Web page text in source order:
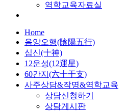
역학교육자료실
Home
음양오행(陰陽五行)
십신(十神)
12운성(12運星)
60간지(六十干支)
사주상담&작명&역학교육
상담신청하기
상담게시판